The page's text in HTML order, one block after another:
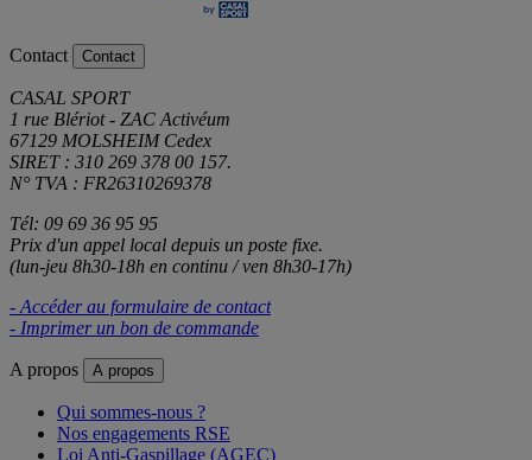
Contact Contact
CASAL SPORT
1 rue Blériot - ZAC Activéum
67129 MOLSHEIM Cedex
SIRET : 310 269 378 00 157.
N° TVA : FR26310269378
Tél: 09 69 36 95 95
Prix d'un appel local depuis un poste fixe.
(lun-jeu 8h30-18h en continu / ven 8h30-17h)
- Accéder au formulaire de contact
- Imprimer un bon de commande
A propos A propos
Qui sommes-nous ?
Nos engagements RSE
Loi Anti-Gaspillage (AGEC)